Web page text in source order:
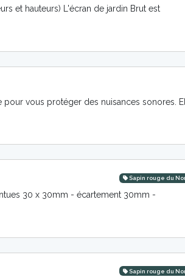
et hauteurs) L'écran de jardin Brut est
vous protéger des nuisances sonores.
Sapin rouge du
30 x 30mm - écartement 30mm -
Sapin rouge du